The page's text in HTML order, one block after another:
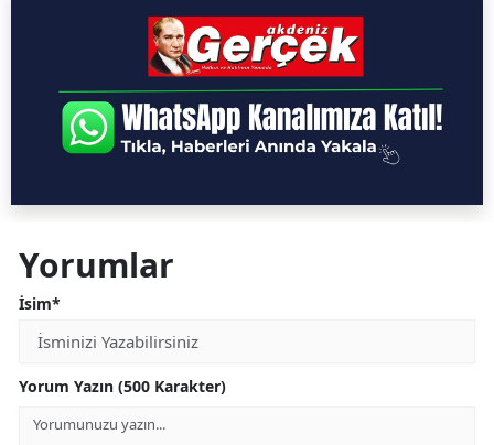
Yorumlar
İsim*
Yorum Yazın (500 Karakter)